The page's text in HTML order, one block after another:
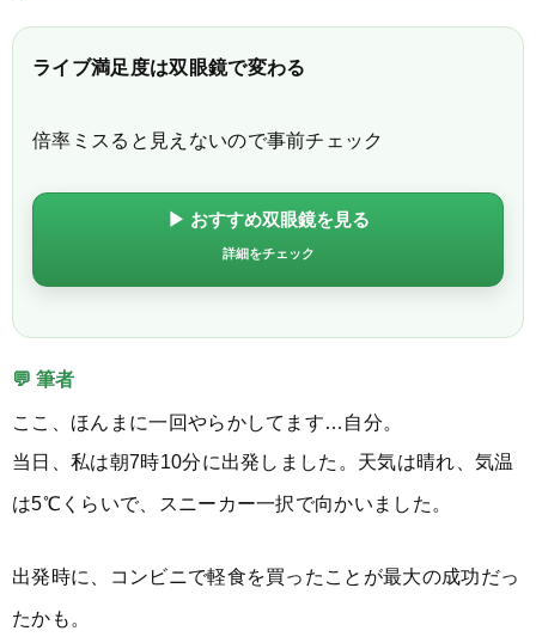
ライブ満足度は双眼鏡で変わる
倍率ミスると見えないので事前チェック
▶ おすすめ双眼鏡を見る
詳細をチェック
💬 筆者
ここ、ほんまに一回やらかしてます…自分。
当日、私は朝7時10分に出発しました。天気は晴れ、気温
は5℃くらいで、スニーカー一択で向かいました。
出発時に、コンビニで軽食を買ったことが最大の成功だっ
たかも。